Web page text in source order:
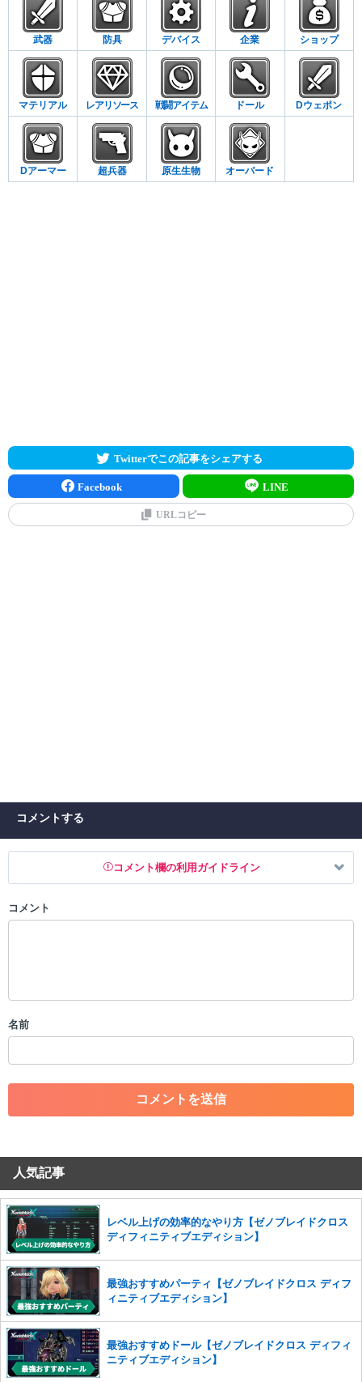
武器 防具 デバイス 企業 ショップ
マテリアル レアリソース 戦闘アイテム ドール Dウェポン
Dアーマー 超兵器 原生生物 オーバード
Twitterでこの記事をシェアする
Facebook LINE
URLコピー
コメントする
コメント欄の利用ガイドライン
以下の書き込みを禁止とし、場合によってはコメント削除や書き込み制
・一度削除された投稿を再び投稿すること
・アカウントの売買など金銭が絡む内容の投稿
・各ゲームのネタバレを含む内容の投稿
・その他、管理者が不適切と判断した投稿
コメントの削除を申請する
せていただきます。ご了承ください。
※一度削除したコメントは復元ができませんのでご注意くだ
さい。
また、過度な利用規約の違反や、弊社に損害の及ぶ内容の書き込みがあ
った場合は、法的措置をとらせていただく場合もございますので、あら
かじめご理解くださいませ。
コメント
名前
人気記事
レベル上げの効率的なやり方【ゼノブレイドクロス
ディフィニティブエディション】
最強おすすめパーティ【ゼノブレイドクロス ディフ
ィニティブエディション】
最強おすすめドール【ゼノブレイドクロス ディフィ
ニティブエディション】